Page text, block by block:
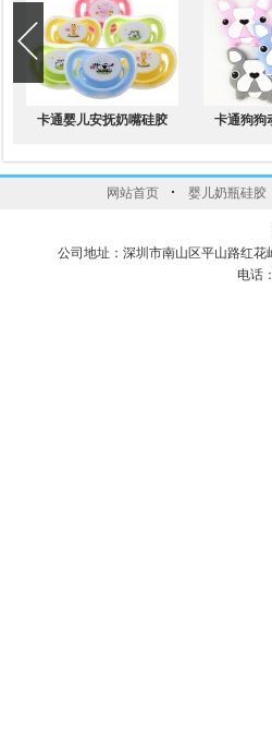
卡通婴儿安抚奶嘴硅胶 卡通狗狗
网站首页 · 婴儿奶瓶硅胶
公司地址：深圳市南山区平山路红
电话